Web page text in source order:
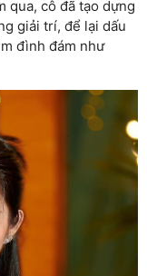
qua, cô đã tạo dựng
giải trí, để lại dấu
đình đám như